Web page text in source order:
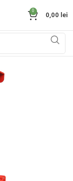
0 0,00 lei